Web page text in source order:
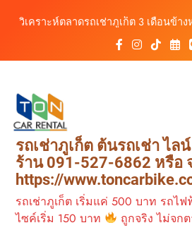
ต้นรถเช่าภูเก็ต บริการรถเช่าครบวงจร
เช่ารถมอเตอร์ไซค์ภูเก็ต กับต้นรถเช่า เ
สะดวก ราคาประหยัด เริ่มต้นเพียง
เลือกหลากหลาย พร้อมบริการ 24 ชั่วโมง
วิเคราะห์ตลาดรถเช่าภูเก็ต 3 เดือนข้างห
สิงหาคม–ตุลาคม 2569
ต้นรถเช่าภูเก็ต บริการรถเช่าครบวงจ
เดินทางสะดวกทุกเส้นทาง
เช่ารถมอเตอร์ไซค์ภูเก็ต กับต้นรถเช่า
สะดวก ราคาประหยัด เริ่มต้นเพียง 150
รถเช่าภูเก็ต ต้นรถเช่า ไล
ร้าน 091-527-6862 หรือ
https://
รถเช่าภูเก็ต เริ่มแค่ 500 บาท รถไ
ไซค์เริ่ม 150 บาท
ถูกจริง ไม่จก